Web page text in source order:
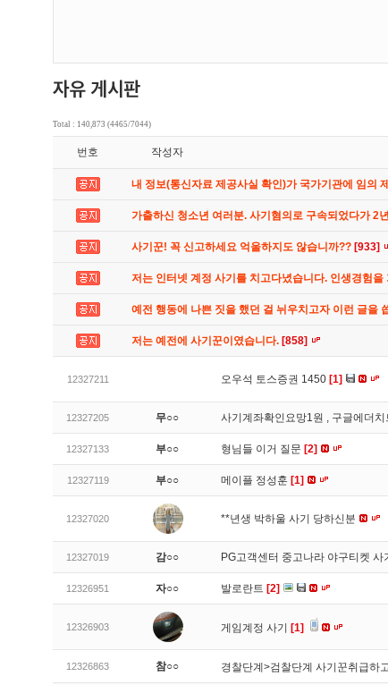
Total : 140,873 (4465/7044)
번호 작성자
내 정보(통신자료 제공사실 확인)가 국가기관에 임의
가출하신 청소년 여러분. 사기혐의로 구속되었다가 2
사기꾼! 꼭 신고하세요 억울하지도 않습니까?? [933]
저는 인터넷 계정 사기를 치고다녔습니다. 인생경험
예전 행동에 나쁜 짓을 했던 걸 뉘우치고자 이런 글을
저는 예전에 사기꾼이였습니다. [858]
12327211 오우석 토스증권 1450 [1]
12327205 무○○ 사기계좌확인요망1원 , 구글에더
12327133 부○○ 형님들 이거 질문 [2]
12327119 부○○ 메이플 정성훈 [1]
12327020 **년생 박하울 사기 당하신분
12327019 감○○ PG고객센터 중고나라 야구티켓 사
12326951 자○○ 발로란트 [2]
12326903 게임계정 사기 [1]
12326863 참○○ 경찰단계>검찰단계 사기꾼취급하